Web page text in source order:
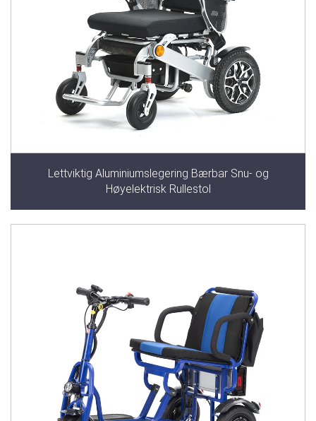
Lettviktig Aluminiumslegering Bærbar Snu- og
Høyelektrisk Rullestol